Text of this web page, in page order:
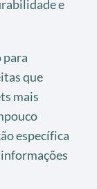
e
para
que
mais
específica